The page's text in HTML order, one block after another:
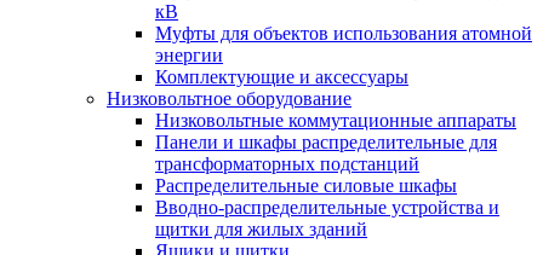
кВ
Муфты для объектов использования атомной
энергии
Комплектующие и аксессуары
Низковольтное оборудование
Низковольтные коммутационные аппараты
Панели и шкафы распределительные для
трансформаторных подстанций
Распределительные силовые шкафы
Вводно-распределительные устройства и
щитки для жилых зданий
Ящики и щитки